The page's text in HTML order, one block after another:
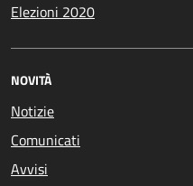
Elezioni 2020
NOVITÀ
Notizie
Comunicati
Avvisi